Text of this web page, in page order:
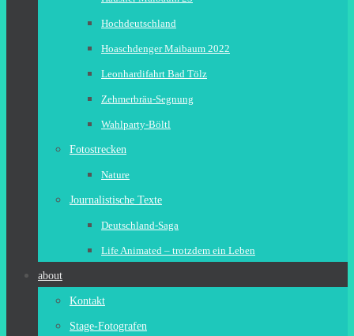
Hochdeutschland
Hoaschdenger Maibaum 2022
Leonhardifahrt Bad Tölz
Zehmerbräu-Segnung
Wahlparty-Böltl
Fotostrecken
Nature
Journalistische Texte
Deutschland-Saga
Life Animated – trotzdem ein Leben
about
Kontakt
Stage-Fotografen